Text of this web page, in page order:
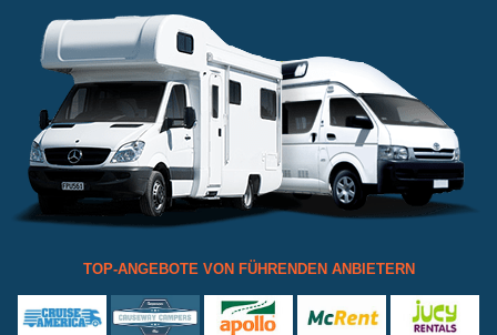
TOP-ANGEBOTE VON FÜHRENDEN ANBIETERN